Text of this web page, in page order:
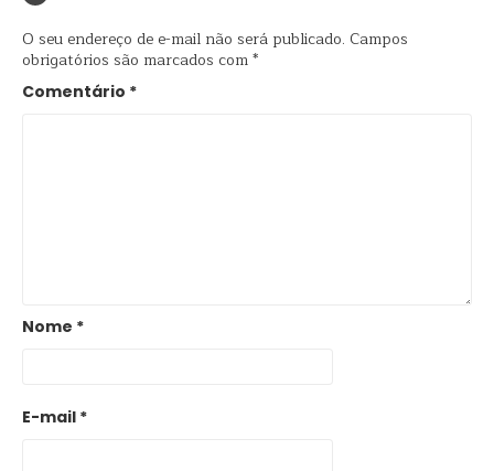
O seu endereço de e-mail não será publicado. Campos
obrigatórios são marcados com*
Comentário *
Nome *
E-mail *